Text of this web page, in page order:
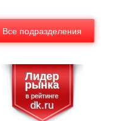
Все подразделения